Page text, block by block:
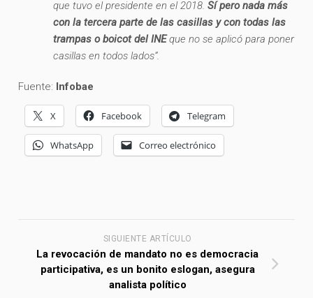
que tuvo el presidente en el 2018.Sí pero nada más
con la tercera parte de las casillas y con todas las
trampas o boicot del INEque no se aplicó para poner
casillas en todos lados”.
Fuente: Infobae
X Facebook Telegram
WhatsApp Correo electrónico
SIGUIENTE ARTÍCULO
La revocación de mandato no es democracia
participativa, es un bonito eslogan, asegura
analista político